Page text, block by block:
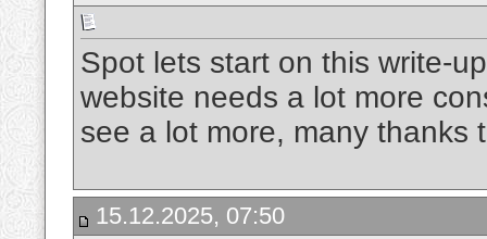
Spot lets start on this write-
website needs a lot more
see a lot more, many thanks
15.12.2025, 07:50